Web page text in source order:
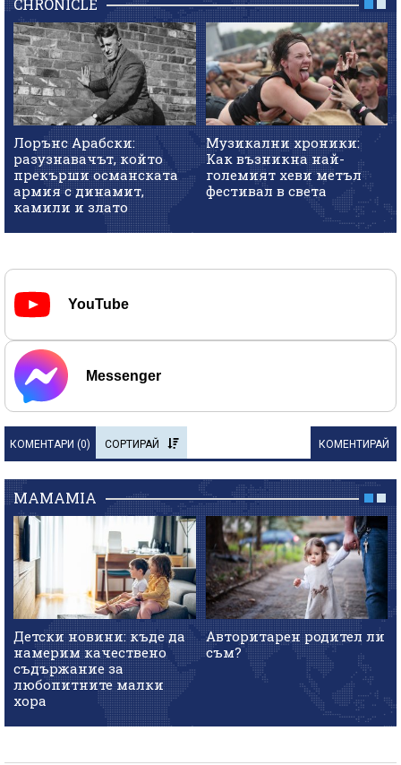
CHRONICLE
Лорънс Арабски:
разузнавачът, който
прекърши османската
армия с динамит,
камили и злато
Музикални хроники:
Как възникна най-
големият хеви метъл
фестивал в света
YouTube
Messenger
КОМЕНТАРИ (0) СОРТИРАЙ КОМЕНТИРАЙ
MAMAMIA
Детски новини: къде да
намерим качествено
съдържание за
любопитните малки
хора
Авторитарен родител ли
съм?